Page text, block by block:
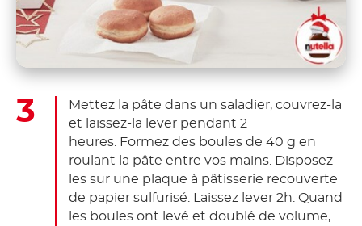
Mettez la pâte dans un saladier, couvrez-la
et laissez-la lever pendant 2
heures. Formez des boules de 40 g en
roulant la pâte entre vos mains. Disposez-
les sur une plaque à pâtisserie recouverte
de papier sulfurisé. Laissez lever 2h. Quand
les boules ont levé et doublé de volume,